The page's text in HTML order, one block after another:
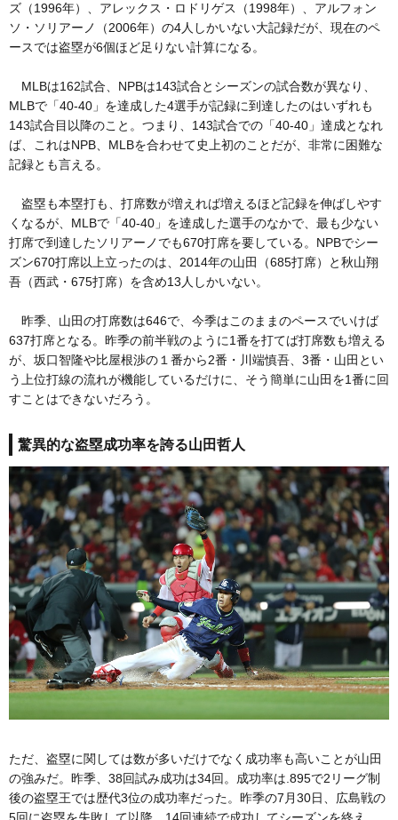
ズ（1996年）、アレックス・ロドリゲス（1998年）、アルフォン
ソ・ソリアーノ（2006年）の4人しかいない大記録だが、現在のペ
ースでは盗塁が6個ほど足りない計算になる。
MLBは162試合、NPBは143試合とシーズンの試合数が異なり、
MLBで「40-40」を達成した4選手が記録に到達したのはいずれも
143試合目以降のこと。つまり、143試合での「40-40」達成となれ
ば、これはNPB、MLBを合わせて史上初のことだが、非常に困難な
記録とも言える。
盗塁も本塁打も、打席数が増えれば増えるほど記録を伸ばしやす
くなるが、MLBで「40-40」を達成した選手のなかで、最も少ない
打席で到達したソリアーノでも670打席を要している。NPBでシー
ズン670打席以上立ったのは、2014年の山田（685打席）と秋山翔
吾（西武・675打席）を含め13人しかいない。
昨季、山田の打席数は646で、今季はこのままのペースでいけば
637打席となる。昨季の前半戦のように1番を打てば打席数も増える
が、坂口智隆や比屋根渉の１番から2番・川端慎吾、3番・山田とい
う上位打線の流れが機能しているだけに、そう簡単に山田を1番に回
すことはできないだろう。
驚異的な盗塁成功率を誇る山田哲人
ただ、盗塁に関しては数が多いだけでなく成功率も高いことが山田
の強みだ。昨季、38回試み成功は34回。成功率は.895で2リーグ制
後の盗塁王では歴代3位の成功率だった。昨季の7月30日、広島戦の